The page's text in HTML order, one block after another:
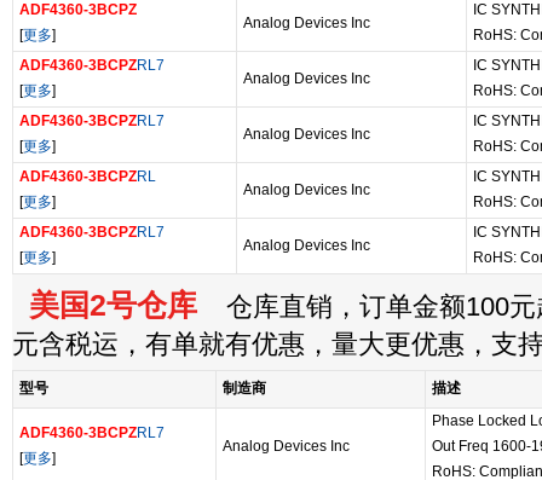
ADF4360-3BCPZ
[更多]
Analog Devices Inc
IC
RoHS:
ADF4360-3BCPZRL7
[更多]
Analog Devices Inc
IC
RoHS:
ADF4360-3BCPZRL7
[更多]
Analog Devices Inc
IC
RoHS:
ADF4360-3BCPZRL
[更多]
Analog Devices Inc
IC
RoHS:
ADF4360-3BCPZRL7
[更多]
Analog Devices Inc
IC
RoHS:
美国2号仓库 仓库直销，订单金额100元
元含税运，有单就有优惠，量大更优惠，支
型号 制造商 描述
ADF4360-3BCPZRL7
[更多]
Analog Devices Inc
Phase Locked
Out Freq 1600-
RoHS: